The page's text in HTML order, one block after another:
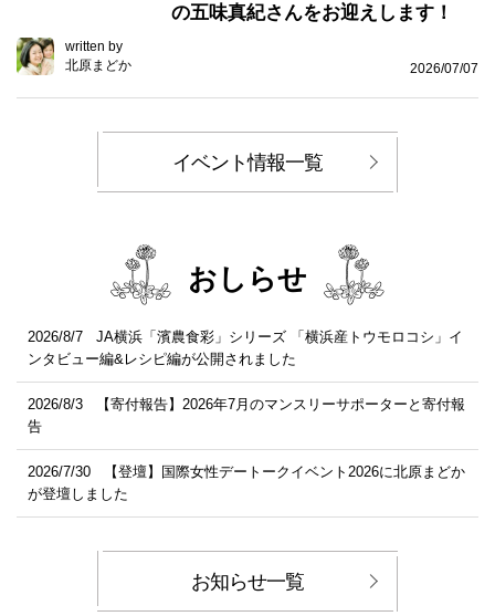
の五味真紀さんをお迎えします！
written by
北原まどか
2026/07/07
イベント情報一覧
おしらせ
2026/8/7
JA横浜「濱農食彩」シリーズ 「横浜産トウモロコシ」イ
ンタビュー編&レシピ編が公開されました
2026/8/3
【寄付報告】2026年7月のマンスリーサポーターと寄付報
告
2026/7/30
【登壇】国際女性デートークイベント2026に北原まどか
が登壇しました
お知らせ一覧